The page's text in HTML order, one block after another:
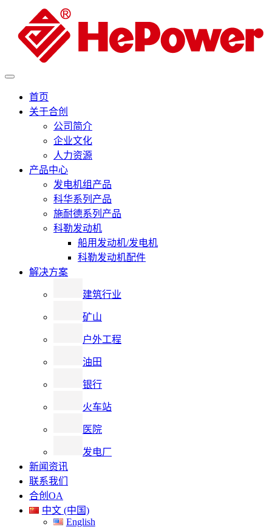
首页
关于合创
公司简介
企业文化
人力资源
产品中心
发电机组产品
科华系列产品
施耐德系列产品
科勒发动机
船用发动机/发电机
科勒发动机配件
解决方案
建筑行业
矿山
户外工程
油田
银行
火车站
医院
发电厂
新闻资讯
联系我们
合创OA
中文 (中国)
English